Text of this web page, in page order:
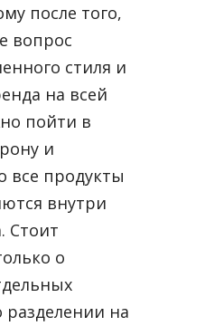
после того,
вопрос
стиля и
на всей
пойти в
и
все продукты
внутри
Стоит
о
разделении на